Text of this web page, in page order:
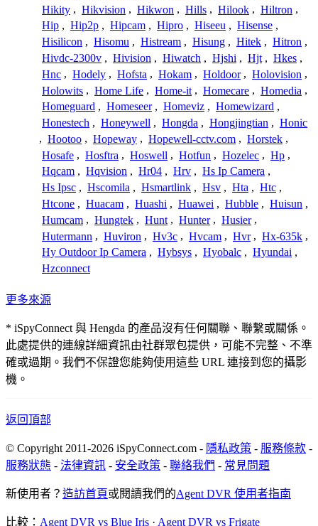
Hikity , Hikvision , Hikwon , Hills , Hilook , Hiltron ,
Hip , Hip2p , Hipcam , Hipro , Hiseeu , Hisense ,
Hisilicon , Hisomu , Histream , Hisung , Hitek , Hitron ,
Hivdc-2300v , Hivision , Hiwatch , Hjshi , Hjt , Hkes ,
Hnc , Hodely , Hofsta , Hokam , Holdoor , Holovision ,
Holowits , Home Life , Home-it , Homecare , Homedia ,
Homeguard , Homeseer , Homeviz , Homewizard ,
Honestech , Honeywell , Hongda , Hongjingtian , Honic
, Hootoo , Hopeway , Hopewell-cctv.com , Horstek ,
Hosafe , Hosftra , Hoswell , Hotfun , Hozelec , Hp ,
Hqcam , Hqvision , Hr04 , Hrv , Hs Ip Camera ,
Hs Ipsc , Hscomila , Hsmartlink , Hsv , Hta , Htc ,
Htcone , Huacam , Huashi , Huawei , Hubble , Huisun ,
Humcam , Hungtek , Hunt , Hunter , Husier ,
Hutermann , Huviron , Hv3c , Hvcam , Hvr , Hx-635k ,
Hy Outdoor Ip Camera , Hybsys , Hyobalc , Hyundai ,
Hzconnect
更多來源
* iSpyConnect 與 Hengda 的產品沒有任何關聯、聯繫或關係。
此處提供的連線詳細資訊由社群眾包提供，可能不完整、不準
確或過期。我們不保證您能夠使用這些 URL 連接到您的攝影
機。
返回頂部
© Copyright 2011-2026 iSpyConnect.com - 隱私政策 - 服務條款 -
服務狀態 - 法律資訊 - 安全政策 - 聯絡我們 - 常見問題
新使用者？ 造訪首頁或閱讀我們的Agent DVR 使用者指南
比較： Agent DVR vs Blue Iris · Agent DVR vs Frigate